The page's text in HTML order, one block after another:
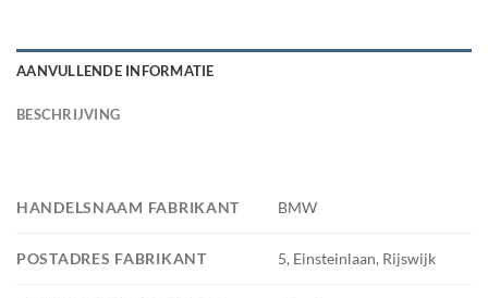
AANVULLENDE INFORMATIE
BESCHRIJVING
HANDELSNAAM FABRIKANT BMW
POSTADRES FABRIKANT 5, Einsteinlaan, Rijswijk